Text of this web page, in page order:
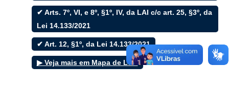
Notícias
Secretarias
Servidor
Transparência
Turistas
Videos
Áudios
✔ Arts. 7º, VI, e 8º, §1º, IV, da LAI c/c art. 25, §3º, da
Lei 14.133/2021
✔ Art. 12, §1º, da Lei 14.133/2021
▶ Veja mais em Mapa de Leis